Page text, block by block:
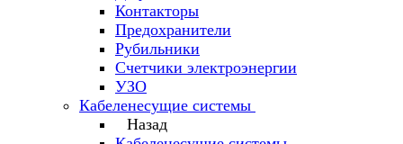
Контакторы
Предохранители
Рубильники
Счетчики электроэнергии
УЗО
Кабеленесущие системы
Назад